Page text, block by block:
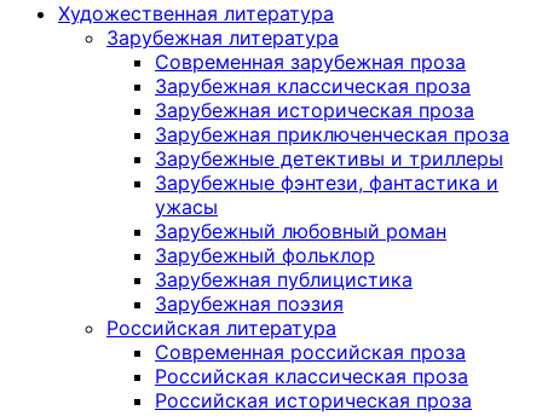
Художественная литература
Зарубежная литература
Современная зарубежная проза
Зарубежная классическая проза
Зарубежная историческая проза
Зарубежная приключенческая проза
Зарубежные детективы и триллеры
Зарубежные фэнтези, фантастика и
ужасы
Зарубежный любовный роман
Зарубежный фольклор
Зарубежная публицистика
Зарубежная поэзия
Российская литература
Современная российская проза
Российская классическая проза
Российская историческая проза